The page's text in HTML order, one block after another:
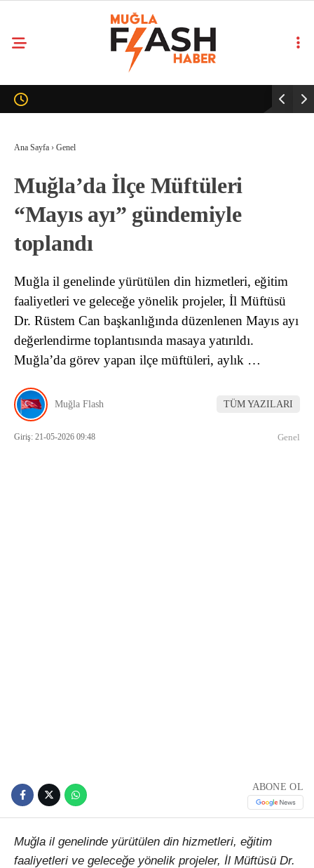
Ana Sayfa › Genel
Muğla’da İlçe Müftüleri
“Mayıs ayı” gündemiyle
toplandı
Muğla il genelinde yürütülen din hizmetleri, eğitim
faaliyetleri ve geleceğe yönelik projeler, İl Müftüsü
Dr. Rüstem Can başkanlığında düzenlenen Mayıs ayı
değerlendirme toplantısında masaya yatırıldı.
Muğla’da görev yapan ilçe müftüleri, aylık …
Muğla Flash TÜM YAZILARI
Giriş: 21-05-2026 09:48 Genel
ABONE OL
Muğla il genelinde yürütülen din hizmetleri, eğitim
faaliyetleri ve geleceğe yönelik projeler, İl Müftüsü Dr.